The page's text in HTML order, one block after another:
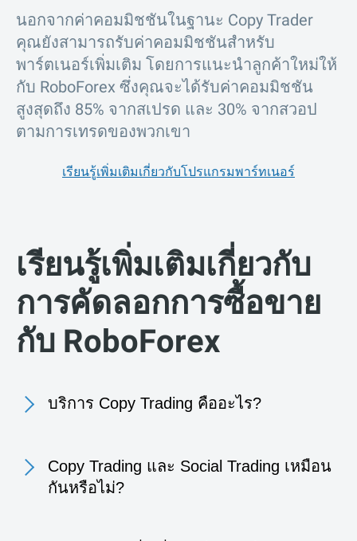
นอกจากค่าคอมมิชชันในฐานะ Copy Trader
คุณยังสามารถรับค่าคอมมิชชันสำหรับ
พาร์ตเนอร์เพิ่มเติม โดยการแนะนำลูกค้าใหม่ให้
กับ RoboForex ซึ่งคุณจะได้รับค่าคอมมิชชัน
สูงสุดถึง 85% จากสเปรด และ 30% จากสวอป
ตามการเทรดของพวกเขา
เรียนรู้เพิ่มเติมเกี่ยวกับโปรแกรมพาร์ทเนอร์
เรียนรู้เพิ่มเติมเกี่ยวกับ
การคัดลอกการซื้อขาย
กับ RoboForex
บริการ Copy Trading คืออะไร?
Copy Trading และ Social Trading เหมือน
กันหรือไม่?